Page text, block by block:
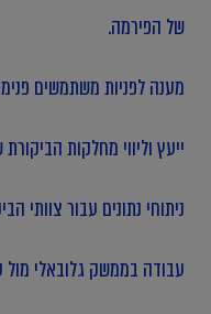
של הפירמה.
מענה לפניות משתמשים
ייעץ וליווי מחלקות
ניתוחי נתונים עבור צוותי
עבודה בממשק גלובאלי מול